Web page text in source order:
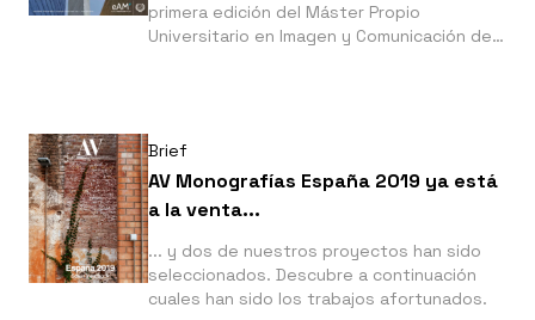
primera edición del Máster Propio
Universitario en Imagen y Comunicación de
Brief
AV Monografías España 2019 ya está
a la venta...
... y dos de nuestros proyectos han sido
seleccionados. Descubre a continuación
cuales han sido los trabajos afortunados.